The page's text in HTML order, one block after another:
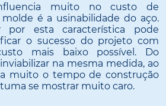
muito no custo de
é a usinabilidade do aço.
por esta característica pode
o sucesso do projeto com
mais baixo possível. Do
na mesma medida, ao
muito o tempo de construção
se mostrar muito caro.